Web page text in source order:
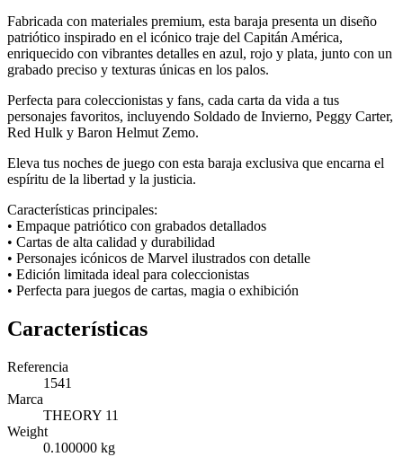
Fabricada con materiales premium, esta baraja presenta un diseño
patriótico inspirado en el icónico traje del Capitán América,
enriquecido con vibrantes detalles en azul, rojo y plata, junto con un
grabado preciso y texturas únicas en los palos.
Perfecta para coleccionistas y fans, cada carta da vida a tus
personajes favoritos, incluyendo Soldado de Invierno, Peggy Carter,
Red Hulk y Baron Helmut Zemo.
Eleva tus noches de juego con esta baraja exclusiva que encarna el
espíritu de la libertad y la justicia.
Características principales:
• Empaque patriótico con grabados detallados
• Cartas de alta calidad y durabilidad
• Personajes icónicos de Marvel ilustrados con detalle
• Edición limitada ideal para coleccionistas
• Perfecta para juegos de cartas, magia o exhibición
Características
Referencia
1541
Marca
THEORY 11
Weight
0.100000 kg